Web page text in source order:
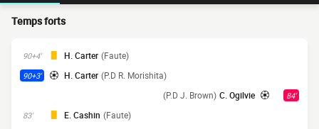
Temps forts
90+4' H. Carter (Faute)
90+3' H. Carter (P.D R. Morishita)
84'
C. Ogilvie
(P.D J. Brown)
83' E. Cashin (Faute)